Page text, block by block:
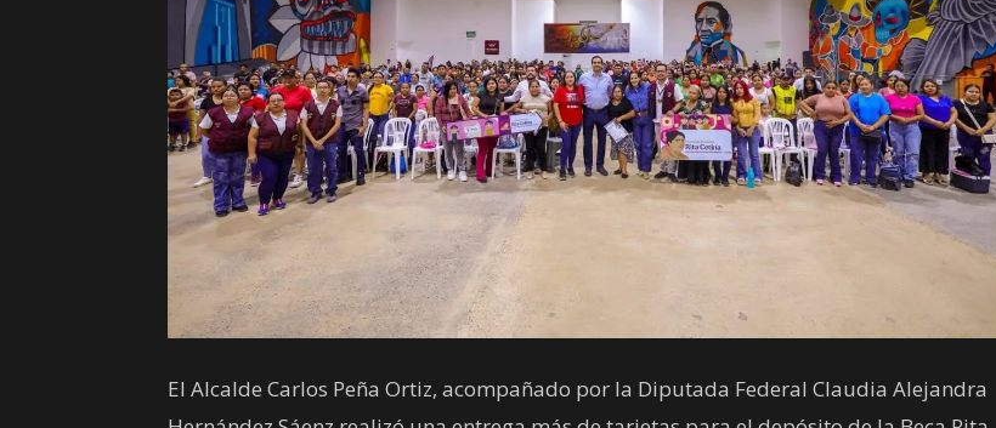
El Alcalde Carlos Peña Ortiz, acompañado por la Diputada Federal Claudia Alejandra